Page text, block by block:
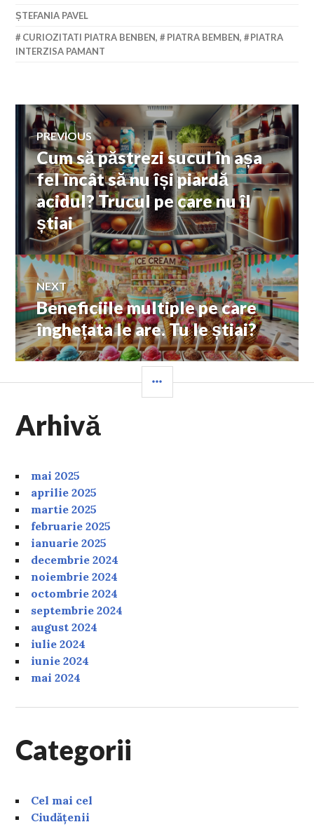
ȘTEFANIA PAVEL
CURIOZITATI PIATRA BENBEN, PIATRA BEMBEN,
PIATRA
INTERZISA PAMANT
Navigare
în
articole
PREVIOUS
Previous
post:
Cum să păstrezi sucul în așa
fel încât să nu își piardă
acidul? Trucul pe care nu îl
știai
NEXT
Next
post:
Beneficiile multiple pe care
înghețata le are. Tu le știai?
Arhivă
mai 2025
aprilie 2025
martie 2025
februarie 2025
ianuarie 2025
decembrie 2024
noiembrie 2024
octombrie 2024
septembrie 2024
august 2024
iulie 2024
iunie 2024
mai 2024
Categorii
Cel mai cel
Ciudățenii